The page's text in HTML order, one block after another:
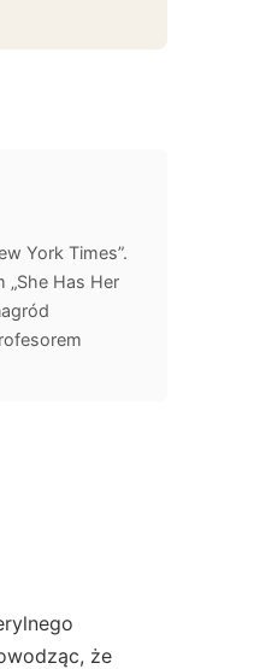
York Times”.
Has Her
że